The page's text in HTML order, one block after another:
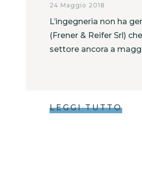
24 Maggio 2018
L’ingegneria non ha
(Frener & Reifer Srl)
settore ancora a
LEGGI TUTTO